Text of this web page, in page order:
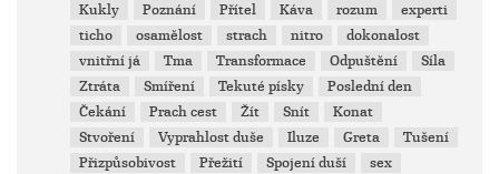
Kukly
Poznání Přítel Káva rozum
experti
ticho
osamělost strach nitro
dokonalost
vnitřní já
Tma Transformace Odpuštění
Síla
Ztráta
Smíření Tekuté písky
Poslední den
Čekání
Prach cest Žít Snít
Konat
Stvoření
Vyprahlost duše Iluze Greta
Tušení
Přizpůsobivost
Přežití Spojení duší
sex